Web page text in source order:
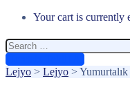
Your cart is currently
Search
for:
Lejyo > Lejyo >